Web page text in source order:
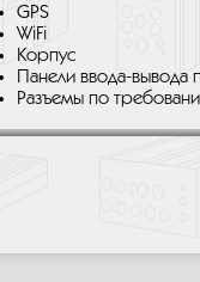
GPS
WiFi
Корпус
Панели ввода-вывода
Разъемы по